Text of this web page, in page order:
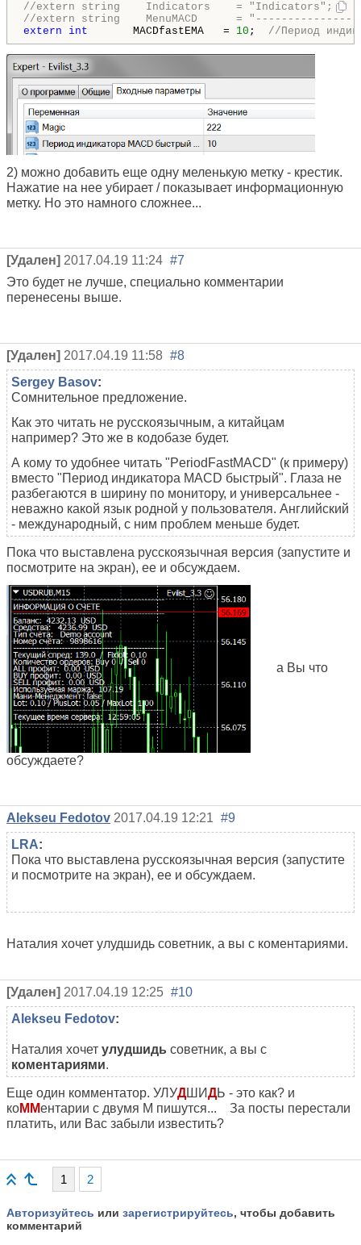
//extern string    Indicators    = "Indicators";
//extern string    MenuMACD      =
extern
int MACDfastEMA   = 10 ; //Период
2) можно добавить еще одну меленькую метку - крестик.
Нажатие на нее убирает / показывает информационную
метку. Но это намного сложнее...
[Удален] 2017.04.19 11:24 #7
Это будет не лучше, специально комментарии
перенесены выше.
[Удален] 2017.04.19 11:58 #8
Sergey Basov:
Сомнительное предложение.
Как это читать не русскоязычным, а китайцам
например? Это же в кодобазе будет.
А кому то удобнее читать "PeriodFastMACD" (к примеру)
вместо "Период индикатора MACD быстрый". Глаза не
разбегаются в ширину по монитору, и универсальнее -
неважно какой язык родной у пользователя. Английский
- международный, с ним проблем меньше будет.
Пока что выставлена русскоязычная версия (запустите и
посмотрите на экран), ее и обсуждаем.
а Вы что
обсуждаете?
Alekseu Fedotov 2017.04.19 12:21 #9
LRA:
Пока что выставлена русскоязычная версия (запустите
и посмотрите на экран), ее и обсуждаем.
Наталия хочет улудшидь советник, а вы с коментариями.
[Удален] 2017.04.19 12:25 #10
Alekseu Fedotov:
Наталия хочет улудшидь советник, а вы с
коментариями.
Еще один комментатор. УЛУДШИДЬ - это как? и
коММентарии с двумя М пишутся... За посты перестали
платить, или Вас забыли известить?
1 2
Авторизуйтесь или зарегистрируйтесь, чтобы добавить
комментарий